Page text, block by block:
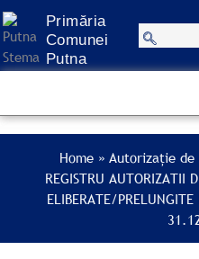
Treci
la
conținut
Primăria
Comunei
Putna
Home
Autorizație
REGISTRU AUTORIZATII
ELIBERATE/